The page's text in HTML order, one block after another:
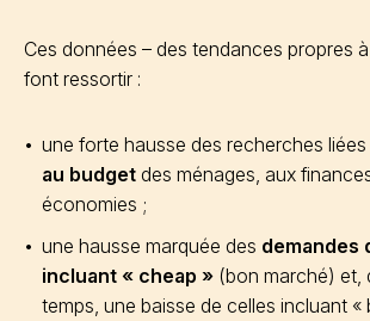
Ces données – des tendances propres à
font ressortir :
une forte hausse des recherches liées
au budget des ménages, aux
économies ;
une hausse marquée des demandes
incluant « cheap » (bon marché) et,
temps, une baisse de celles incluant «